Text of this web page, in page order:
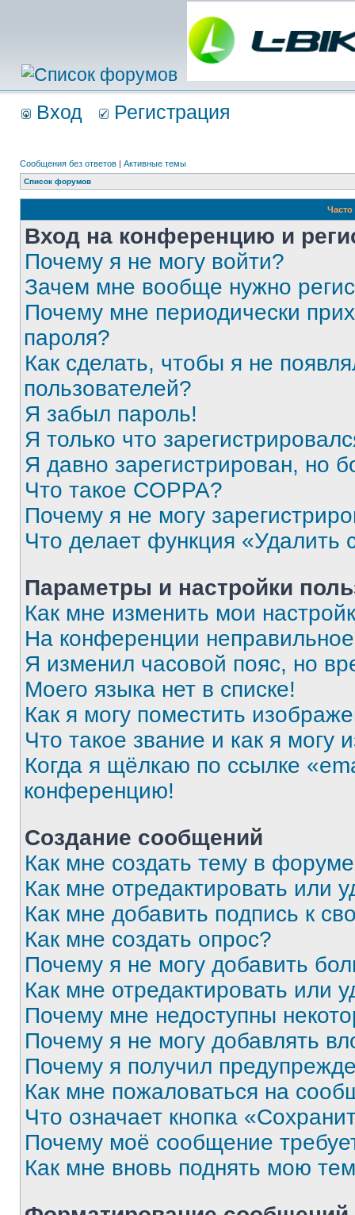
Вход Регистрация
Сообщения без ответов | Активные темы
Список форумов
Вход на конференцию и
Почему я не могу войти?
Зачем мне вообще нужно
Почему мне периодически
пароля?
Как сделать, чтобы я не
пользователей?
Я забыл пароль!
Я только что
Я давно зарегистрирован, но
Что такое COPPA?
Почему я не могу
Что делает функция «Удалить
Параметры и настройки
Как мне изменить мои
На конференции
Я изменил часовой пояс, но
Моего языка нет в списке!
Как я могу поместить
Что такое звание и как я могу
Когда я щёлкаю по ссылке
конференцию!
Создание сообщений
Как мне создать тему в
Как мне отредактировать или
Как мне добавить подпись к
Как мне создать опрос?
Почему я не могу добавить
Как мне отредактировать или
Почему мне недоступны
Почему я не могу добавлять
Почему я получил
Как мне пожаловаться на
Что означает кнопка
Почему моё сообщение
Как мне вновь поднять мою